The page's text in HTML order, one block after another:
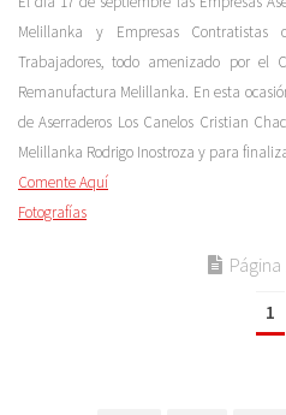
Melillanka y Empresas
Trabajadores, todo amenizado por el
Remanufactura Melillanka. En esta
de Aserraderos Los Canelos Cristian
Melillanka Rodrigo Inostroza y para
Comente Aquí
Fotografías
Página
1